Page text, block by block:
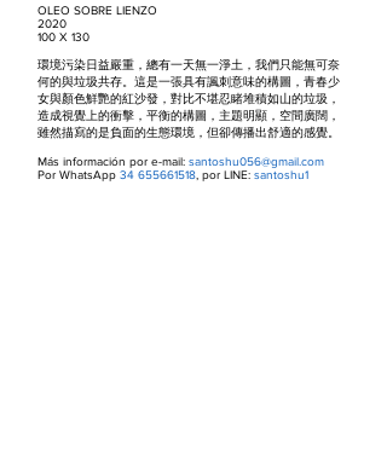
OLEO SOBRE LIENZO
2020
100 X 130
環境污染日益嚴重，總有一天無一淨土，我們只能無可奈
何的與垃圾共存。這是一張具有諷刺意味的構圖，青春少
女與顏色鮮艷的紅沙發，對比不堪忍睹堆積如山的垃圾，
造成視覺上的衝擊，平衡的構圖，主題明顯，空間廣闊，
雖然描寫的是負面的生態環境，但卻傳播出舒適的感覺。
Más información por e-mail: santoshu056@gmail.com
Por WhatsApp 34 655661518 , por LINE: santoshu1